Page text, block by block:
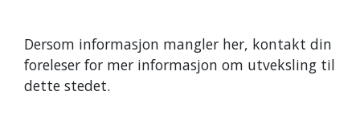
Dersom informasjon mangler her, kontakt din
foreleser for mer informasjon om utveksling til
dette stedet.